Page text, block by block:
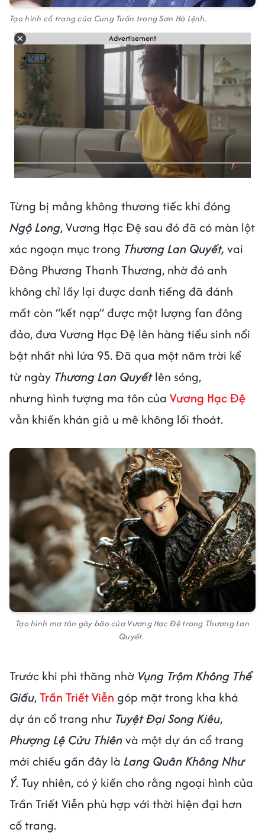
Tạo hình cổ trang của Cung Tuấn trong Sơn Hà Lệnh.
Advertisement
Từng bị mắng không thương tiếc khi đóng
Ngộ Long, Vương Hạc Đệ sau đó đã có màn lột
xác ngoạn mục trong Thương Lan Quyết, vai
Đông Phương Thanh Thương, nhờ đó anh
không chỉ lấy lại được danh tiếng đã đánh
mất còn “kết nạp” được một lượng fan đông
đảo, đưa Vương Hạc Đệ lên hàng tiểu sinh nổi
bật nhất nhì lứa 95. Đã qua một năm trời kể
từ ngày Thương Lan Quyếtlên sóng,
nhưng hình tượng ma tôn của Vương Hạc Đệ
vẫn khiến khán giả u mê không lối thoát.
Tạo hình ma tôn gây bão của Vương Hạc Đệ trong Thương Lan
Quyết.
Trước khi phi thăng nhờ Vụng Trộm Không Thể
Giấu,Trần Triết Viễn góp mặt trong kha khá
dự án cổ trang như Tuyệt Đại Song Kiêu,
Phượng Lệ Cửu Thiên và một dự án cổ trang
mới chiếu gần đây là Lang Quân Không Như
Ý. Tuy nhiên, có ý kiến cho rằng ngoại hình của
Trần Triết Viễn phù hợp với thời hiện đại hơn
cổ trang.